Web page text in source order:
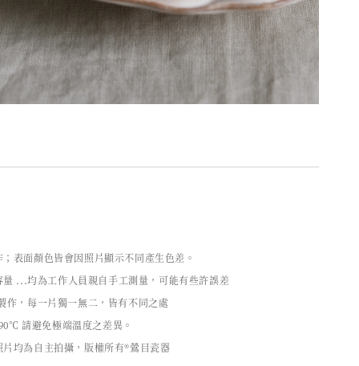
表面顏色皆會因照片顯示不同產生色差。
...均為工作人員親自手工測量，可能有些許誤差
作，每一片獨一無二，皆有不同之處
請避免極端溫度之差異。
均為自主拍攝，版權所有®鶯目瓷器